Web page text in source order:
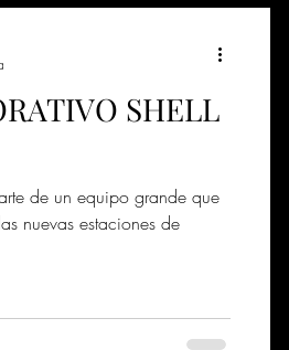
SHELL
de un equipo grande que
nuevas estaciones de